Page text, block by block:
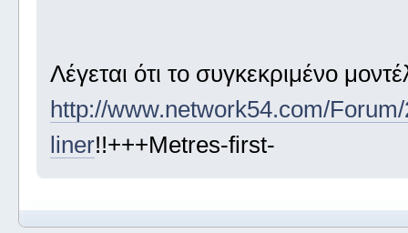
Λέγεται ότι το συγκεκριμένο
http://www.network54.com/
liner!!+++Metres-first-